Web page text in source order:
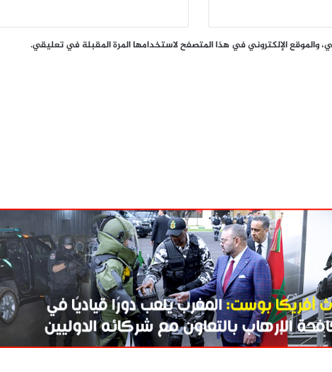
والموقع الإلكتروني في هذا المتصفح لاستخدامها المرة المقبلة في تعليقي.